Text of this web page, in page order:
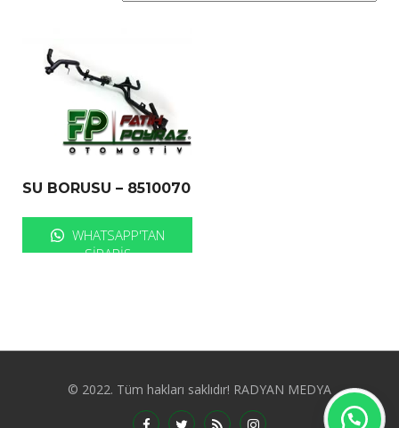
SU BORUSU – 8510070
WHATSAPP'TAN
SIPARIŞ
© 2022. Tüm hakları saklıdır! RADYAN MEDYA